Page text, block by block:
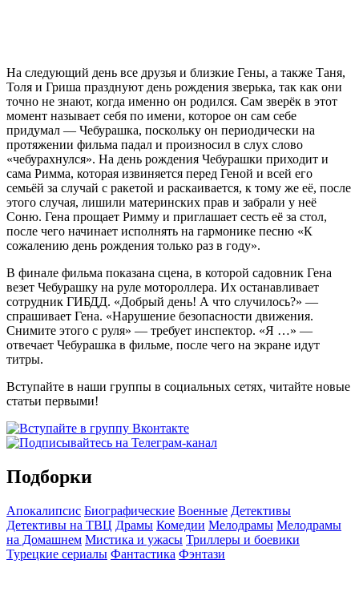
На следующий день все друзья и близкие Гены, а также Таня,
Толя и Гриша празднуют день рождения зверька, так как они
точно не знают, когда именно он родился. Сам зверёк в этот
момент называет себя по имени, которое он сам себе
придумал — Чебурашка, поскольку он периодически на
протяжении фильма падал и произносил в слух слово
«чебурахнулся». На день рождения Чебурашки приходит и
сама Римма, которая извиняется перед Геной и всей его
семьёй за случай с ракетой и раскаивается, к тому же её, после
этого случая, лишили материнских прав и забрали у неё
Соню. Гена прощает Римму и приглашает сесть её за стол,
после чего начинает исполнять на гармонике песню «К
сожалению день рождения только раз в году».
В финале фильма показана сцена, в которой садовник Гена
везет Чебурашку на руле мотороллера. Их останавливает
сотрудник ГИБДД. «Добрый день! А что случилось?» —
спрашивает Гена. «Нарушение безопасности движения.
Снимите этого с руля» — требует инспектор. «Я …» —
отвечает Чебурашка в фильме, после чего на экране идут
титры.
Вступайте в наши группы в социальных сетях, читайте новые
статьи первыми!
Подборки
Апокалипсис Биографические Военные Детективы
Детективы на ТВЦ Драмы Комедии Мелодрамы Мелодрамы
на Домашнем Мистика и ужасы Триллеры и боевики
Турецкие сериалы Фантастика Фэнтази